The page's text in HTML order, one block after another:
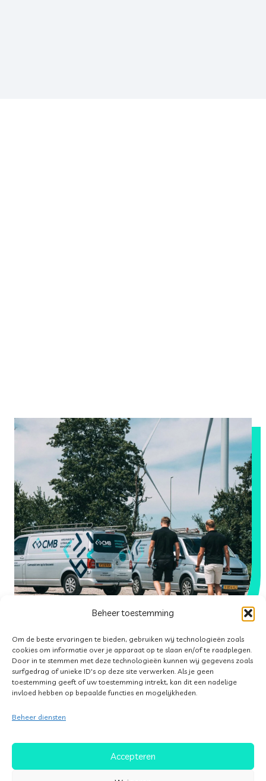
Beheer toestemming
Om de beste ervaringen te bieden, gebruiken wij technologieën zoals
cookies om informatie over je apparaat op te slaan en/of te raadplegen.
Door in te stemmen met deze technologieën kunnen wij gegevens zoals
surfgedrag of unieke ID's op deze site verwerken. Als je geen
toestemming geeft of uw toestemming intrekt, kan dit een nadelige
invloed hebben op bepaalde functies en mogelijkheden.
Beheer diensten
Accepteren
Perfect fit
Waarom BouwGarant past bij ons? Wij vinden kwaliteit,